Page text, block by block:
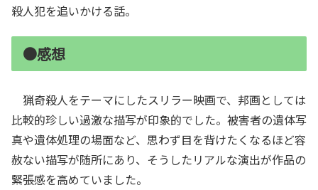
殺人犯を追いかける話。
●感想
猟奇殺人をテーマにしたスリラー映画で、邦画としては
比較的珍しい過激な描写が印象的でした。被害者の遺体写
真や遺体処理の場面など、思わず目を背けたくなるほど容
赦ない描写が随所にあり、そうしたリアルな演出が作品の
緊張感を高めていました。